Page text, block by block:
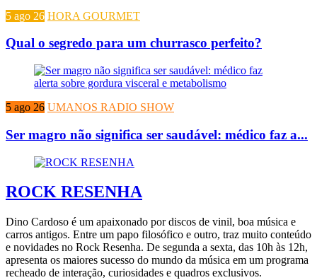
5 ago 26 HORA GOURMET
Qual o segredo para um churrasco perfeito?
5 ago 26 UMANOS RADIO SHOW
Ser magro não significa ser saudável: médico faz a...
ROCK RESENHA
Dino Cardoso é um apaixonado por discos de vinil, boa música e
carros antigos. Entre um papo filosófico e outro, traz muito conteúdo
e novidades no Rock Resenha. De segunda a sexta, das 10h às 12h,
apresenta os maiores sucesso do mundo da música em um programa
recheado de interação, curiosidades e quadros exclusivos.